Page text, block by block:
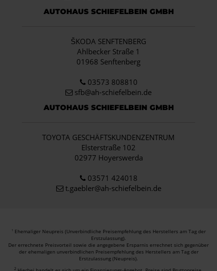
AUTOHAUS SCHIEFELBEIN GMBH
ŠKODA SENFTENBERG
Ahlbecker Straße 1
01968 Senftenberg
03573 808810
sfb@ah-schiefelbein.de
AUTOHAUS SCHIEFELBEIN GMBH
TOYOTA GESCHÄFTSKUNDENZENTRUM
Elsterstraße 102
02977 Hoyerswerda
03571 424018
t.gaebler@ah-schiefelbein.de
1 Ehemaliger Neupreis (Unverbindliche Preisempfehlung des Herstellers am Tag der
Erstzulassung).
Der errechnete Preisvorteil sowie die angegebene Ersparnis errechnet sich gegenüber
der ehemaligen unverbindlichen Preisempfehlung des Herstellers am Tag der
Erstzulassung (Neupreis).
2